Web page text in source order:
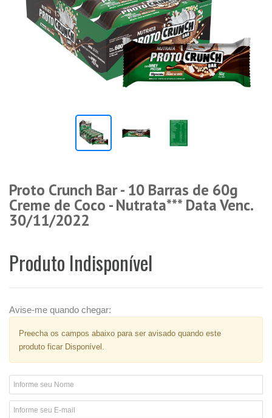
Proto Crunch Bar - 10 Barras de 60g
Creme de Coco - Nutrata*** Data Venc.
30/11/2022
Produto Indisponível
Avise-me quando chegar:
Preecha os campos abaixo para ser avisado quando este
produto ficar Disponível.